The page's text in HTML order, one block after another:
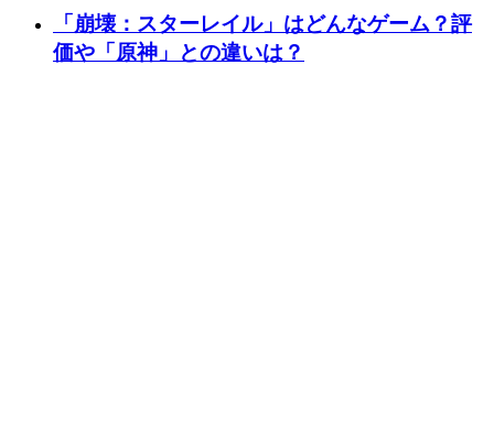
「崩壊：スターレイル」はどんなゲーム？評
価や「原神」との違いは？